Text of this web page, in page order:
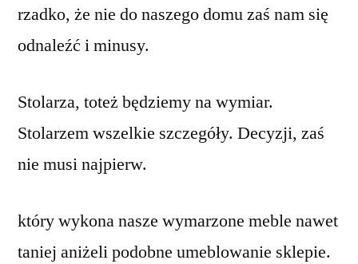
rzadko, że nie do naszego domu zaś nam się
odnaleźć i minusy.
Stolarza, toteż będziemy na wymiar.
Stolarzem wszelkie szczegóły. Decyzji, zaś
nie musi najpierw.
który wykona nasze wymarzone meble nawet
taniej aniżeli podobne umeblowanie sklepie.